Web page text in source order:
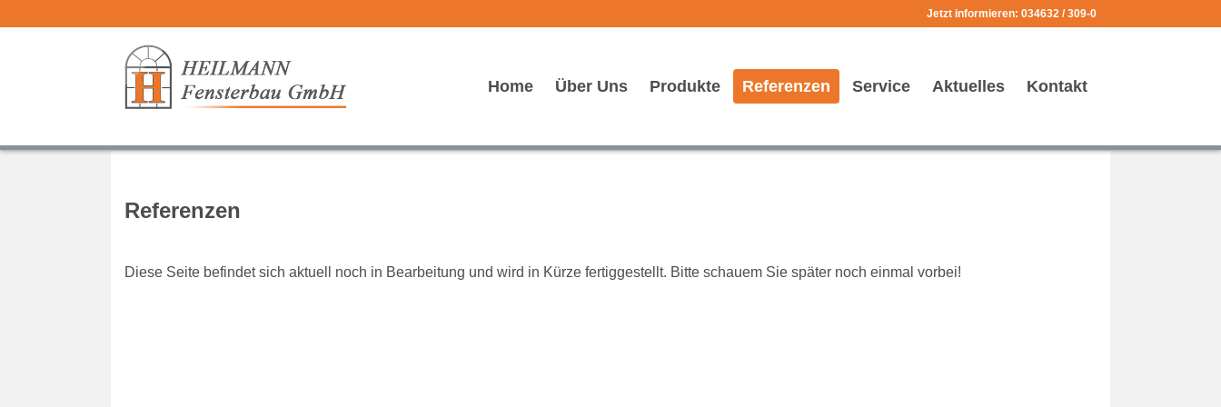
Jetzt informieren: 034632 / 309-0
Home Über Uns Produkte Referenzen Service Aktuelles Kontakt
Referenzen
Diese Seite befindet sich aktuell noch in Bearbeitung und wird in Kürze fertiggestellt. Bitte schauem Sie später noch einmal vorbei!